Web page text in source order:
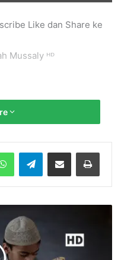
Like dan Share ke
Mussaly ᴴᴰ
WhatsAppTelegramShare via Email Print